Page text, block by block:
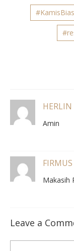
HERLIN
Amin
Makasih
Leave a